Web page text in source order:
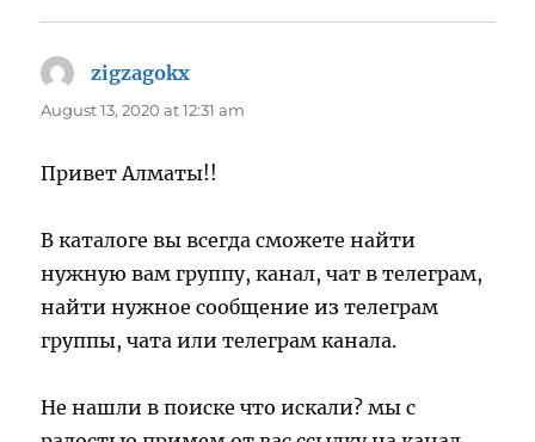
zigzagokx
August 13, 2020 at 12:31 am
Привет Алматы!!
В каталоге вы всегда сможете найти
нужную вам группу, канал, чат в телеграм,
найти нужное сообщение из телеграм
группы, чата или телеграм канала.
Не нашли в поиске что искали? мы с